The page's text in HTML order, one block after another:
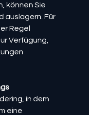
können Sie
auslagern. Für
Regel
Verfügung,
in dem
eine